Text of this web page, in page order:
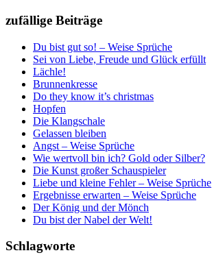
zufällige Beiträge
Du bist gut so! – Weise Sprüche
Sei von Liebe, Freude und Glück erfüllt
Lächle!
Brunnenkresse
Do they know it’s christmas
Hopfen
Die Klangschale
Gelassen bleiben
Angst – Weise Sprüche
Wie wertvoll bin ich? Gold oder Silber?
Die Kunst großer Schauspieler
Liebe und kleine Fehler – Weise Sprüche
Ergebnisse erwarten – Weise Sprüche
Der König und der Mönch
Du bist der Nabel der Welt!
Schlagworte